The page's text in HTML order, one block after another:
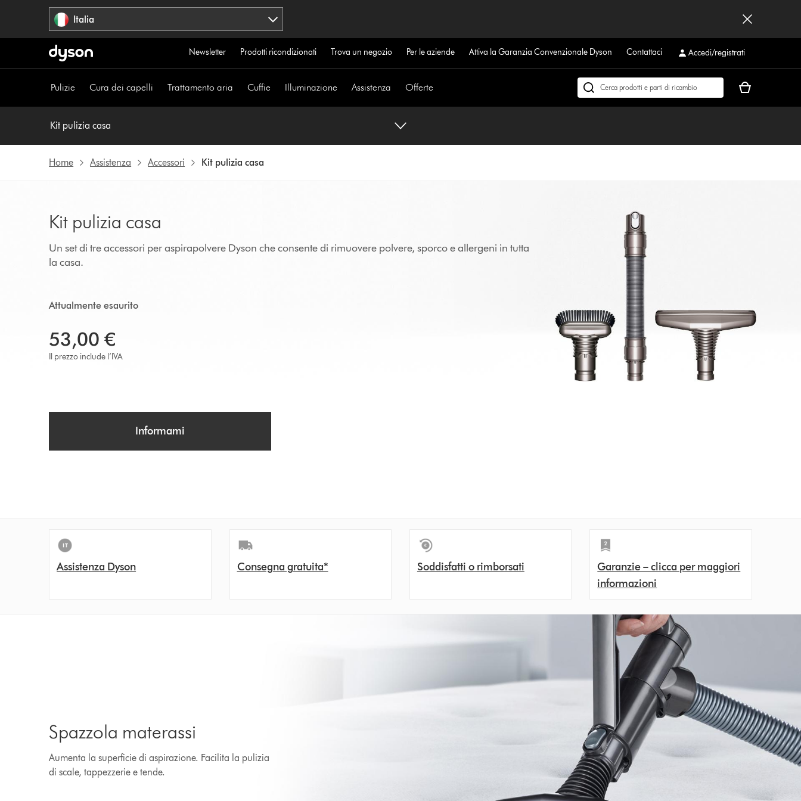
Italia
Newsletter Prodotti ricondizionati Trova un negozio Per le aziende Attiva la Garanzia Convenzionale Dyson Contattaci Accedi/registrati
Pulizie Cura dei capelli Trattamento aria Cuffie Illuminazione Assistenza Offerte
Cerca
Il
Kit pulizia casa
Home Assistenza Accessori Kit pulizia casa
Kit pulizia casa
Un set di tre accessori per aspirapolvere Dyson che consente di rimuovere polvere, sporco e allergeni in tutta
la casa.
Attualmente esaurito
53,00 €
Il prezzo include l’IVA
Informami
Assistenza Dyson Consegna gratuita* Soddisfatti o rimborsati
Garanzie – clicca per maggiori
informazioni
Spazzola materassi
Aumenta la superficie di aspirazione. Facilita la pulizia
di scale, tappezzerie e tende.